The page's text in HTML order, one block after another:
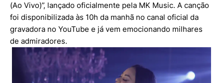
(Ao Vivo)”, lançado oficialmente pela MK Music. A canção
foi disponibilizada às 10h da manhã no canal oficial da
gravadora no YouTube e já vem emocionando milhares
de admiradores.